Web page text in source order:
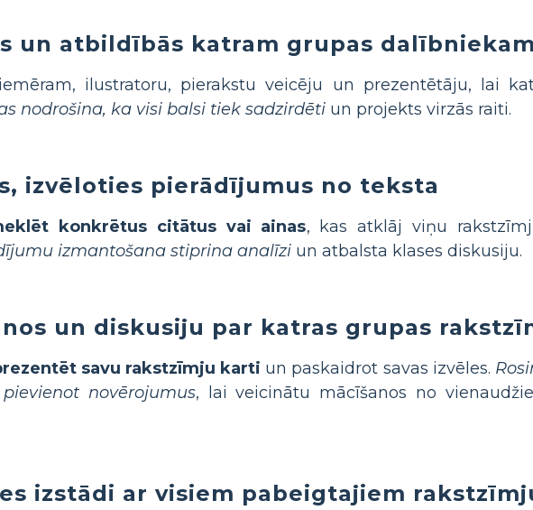
un atbildībās katram grupas
ilustratoru, pierakstu veicēju un prezentētāju, lai
nodrošina, ka visi balsi tiek sadzirdēti un projekts virzās raiti.
izvēloties pierādījumus no teksta
konkrētus citātus vai ainas, kas atklāj viņu
izmantošana stiprina analīzi un atbalsta klases diskusiju.
un diskusiju par katras grupas
savu rakstzīmju karti un paskaidrot savas izvēles.
novērojumus, lai veicinātu mācīšanos no
izstādi ar visiem pabeigtajiem